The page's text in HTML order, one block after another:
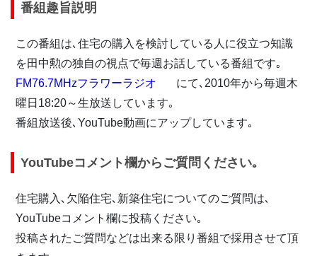
番組趣旨説明
この番組は､住宅の購入を検討している人に役立つ知識
を田中勲の独自の視点で毎週お話している番組です｡
FM76.7MHzフラワーラジオ
にて､2010年から毎週木
曜日18:20​～生放送しています｡
番組放送後､YouTube動画にアップしています｡
YouTubeコメント欄からご質問ください｡
住宅購入､欠陥住宅､新築住宅についてのご質問は､
YouTubeコメント欄に投稿ください｡
投稿されたご質問などは出来る限り番組で採用させて頂